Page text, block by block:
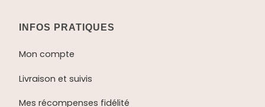
INFOS PRATIQUES
Mon compte
Livraison et suivis
Mes récompenses fidélité